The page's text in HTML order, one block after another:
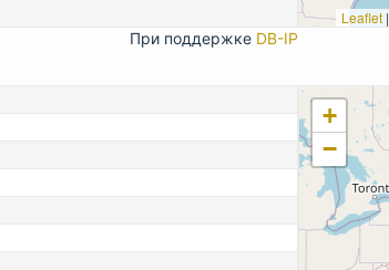
При поддержке DB-IP
Leaflet |
+
−